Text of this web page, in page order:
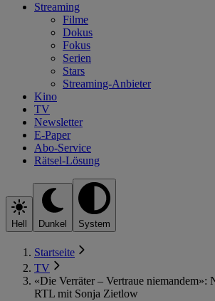
Streaming
Filme
Dokus
Fokus
Serien
Stars
Streaming-Anbieter
Kino
TV
Newsletter
E-Paper
Abo-Service
Rätsel-Lösung
Hell Dunkel System
Startseite
TV
«Die Verräter – Vertraue niemandem»:
RTL mit Sonja Zietlow